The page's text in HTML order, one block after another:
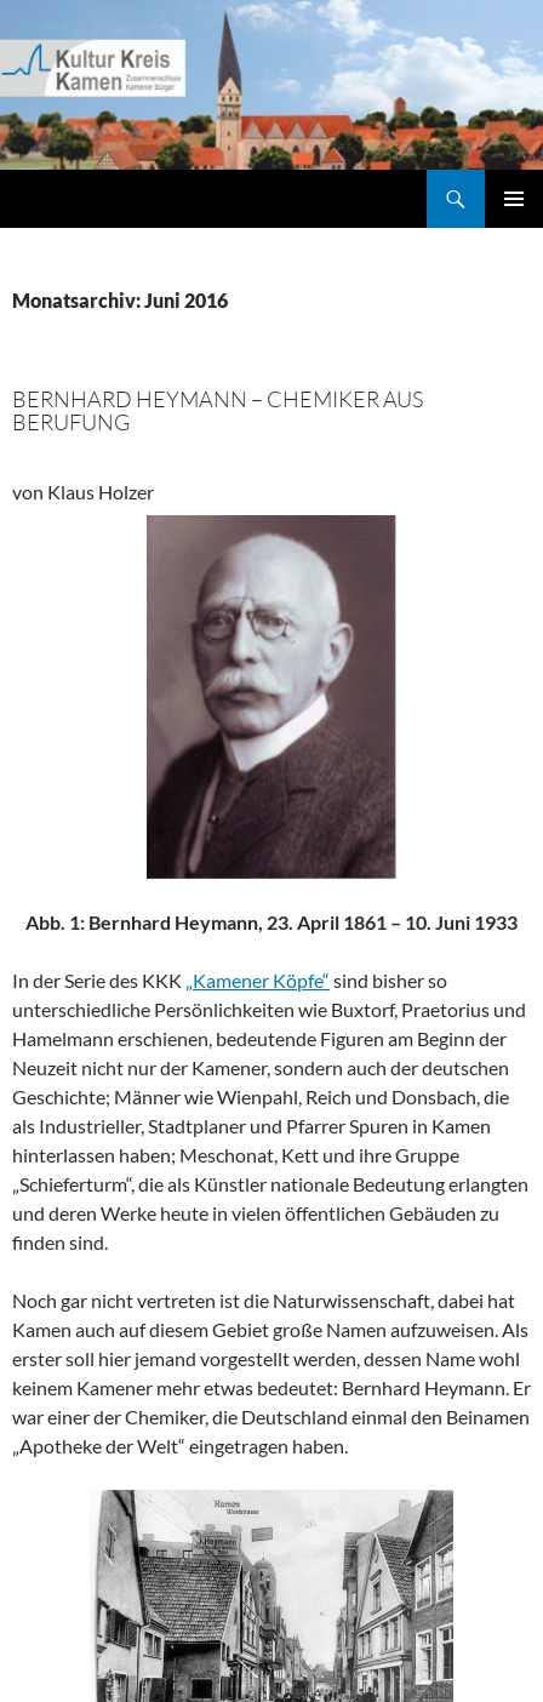
Inhalt
springen
Monatsarchiv: Juni 2016
BERNHARD HEYMANN – CHEMIKER AUS
BERUFUNG
von Klaus Holzer
Abb. 1: Bernhard Heymann, 23. April 1861 – 10. Juni 1933
In der Serie des KKK „Kamener Köpfe“ sind bisher so
unterschiedliche Persönlichkeiten wie Buxtorf, Praetorius und
Hamelmann erschienen, bedeutende Figuren am Beginn der
Neuzeit nicht nur der Kamener, sondern auch der deutschen
Geschichte; Männer wie Wienpahl, Reich und Donsbach, die
als Industrieller, Stadtplaner und Pfarrer Spuren in Kamen
hinterlassen haben; Meschonat, Kett und ihre Gruppe
„Schieferturm“, die als Künstler nationale Bedeutung erlangten
und deren Werke heute in vielen öffentlichen Gebäuden zu
finden sind.
Noch gar nicht vertreten ist die Naturwissenschaft, dabei hat
Kamen auch auf diesem Gebiet große Namen aufzuweisen. Als
erster soll hier jemand vorgestellt werden, dessen Name wohl
keinem Kamener mehr etwas bedeutet: Bernhard Heymann. Er
war einer der Chemiker, die Deutschland einmal den Beinamen
„Apotheke der Welt“ eingetragen haben.